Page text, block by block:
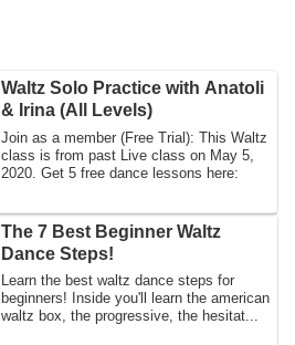
Waltz Solo Practice with Anatoli
& Irina (All Levels)
Join as a member (Free Trial): This Waltz
class is from past Live class on May 5,
2020. Get 5 free dance lessons here:
The 7 Best Beginner Waltz
Dance Steps!
Learn the best waltz dance steps for
beginners! Inside you'll learn the american
waltz box, the progressive, the hesitat...